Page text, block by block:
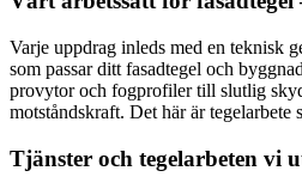
Varje uppdrag inleds med en teknisk
som passar ditt fasadtegel och
provytor och fogprofiler till slutlig
motståndskraft. Det här är
Tjänster och tegelarbeten vi